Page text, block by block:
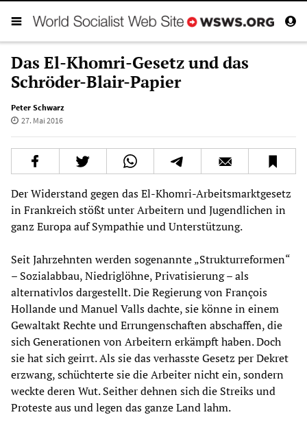
Das El-Khomri-Gesetz und das
Schröder-Blair-Papier
Peter Schwarz
27. Mai 2016
Der Widerstand gegen das El-Khomri-Arbeitsmarktgesetz
in Frankreich stößt unter Arbeitern und Jugendlichen in
ganz Europa auf Sympathie und Unterstützung.
Seit Jahrzehnten werden sogenannte „Strukturreformen“
– Sozialabbau, Niedriglöhne, Privatisierung – als
alternativlos dargestellt. Die Regierung von François
Hollande und Manuel Valls dachte, sie könne in einem
Gewaltakt Rechte und Errungenschaften abschaffen, die
sich Generationen von Arbeitern erkämpft haben. Doch
sie hat sich geirrt. Als sie das verhasste Gesetz per Dekret
erzwang, schüchterte sie die Arbeiter nicht ein, sondern
weckte deren Wut. Seither dehnen sich die Streiks und
Proteste aus und legen das ganze Land lahm.